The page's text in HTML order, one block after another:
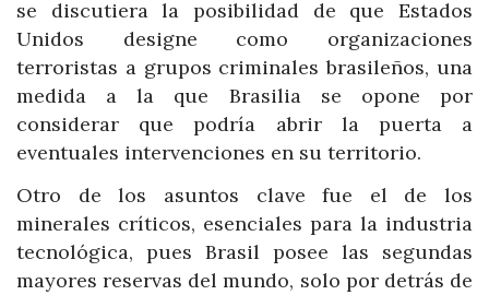
se discutiera la posibilidad de que Estados
Unidos designe como organizaciones
terroristas a grupos criminales brasileños, una
medida a la que Brasilia se opone por
considerar que podría abrir la puerta a
eventuales intervenciones en su territorio.
Otro de los asuntos clave fue el de los
minerales críticos, esenciales para la industria
tecnológica, pues Brasil posee las segundas
mayores reservas del mundo, solo por detrás de